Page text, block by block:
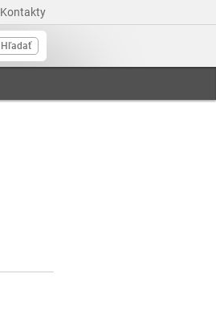
Kontakty
Hľadať